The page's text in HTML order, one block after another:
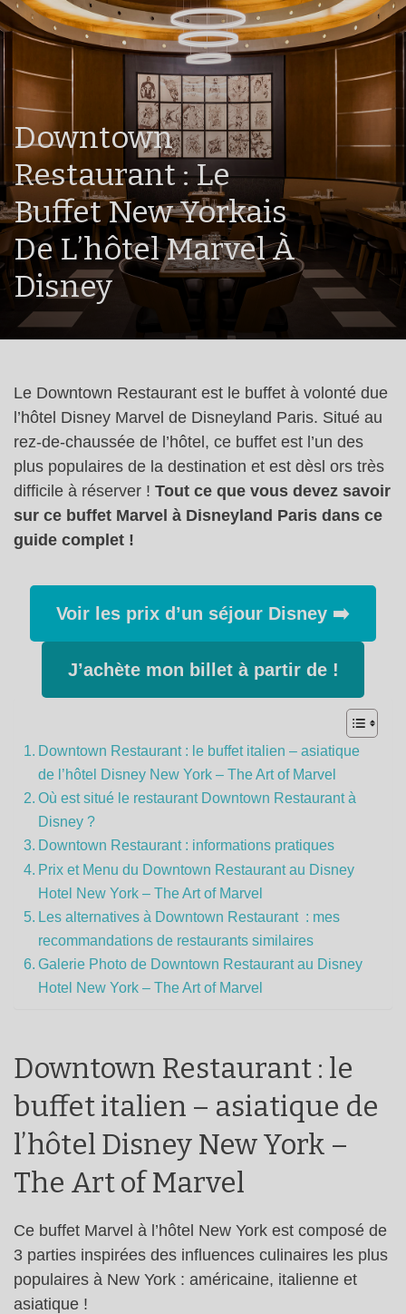
Downtown
Restaurant : Le
Buffet New Yorkais
De L’hôtel Marvel À
Disney
Le Downtown Restaurant est le buffet à volonté due
l’hôtel Disney Marvel de Disneyland Paris. Situé au
rez-de-chaussée de l’hôtel, ce buffet est l’un des
plus populaires de la destination et est dèsl ors très
difficile à réserver ! Tout ce que vous devez savoir
sur ce buffet Marvel à Disneyland Paris dans ce
guide complet !
Voir les prix d’un séjour Disney ➡️
J’achète mon billet à partir de !
Downtown Restaurant : le buffet italien – asiatique
de l’hôtel Disney New York – The Art of Marvel
Où est situé le restaurant Downtown Restaurant à
Disney ?
Downtown Restaurant : informations pratiques
Prix et Menu du Downtown Restaurant au Disney
Hotel New York – The Art of Marvel
Les alternatives à Downtown Restaurant : mes
recommandations de restaurants similaires
Galerie Photo de Downtown Restaurant au Disney
Hotel New York – The Art of Marvel
Downtown Restaurant : le
buffet italien – asiatique de
l’hôtel Disney New York –
The Art of Marvel
Ce buffet Marvel à l’hôtel New York est composé de
3 parties inspirées des influences culinaires les plus
populaires à New York : américaine, italienne et
asiatique !